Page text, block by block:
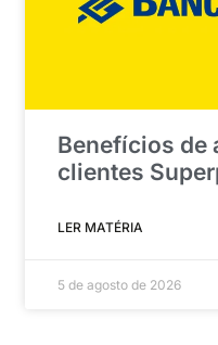
Benefícios de
clientes
LER MATÉRIA
5 de agosto de 2026